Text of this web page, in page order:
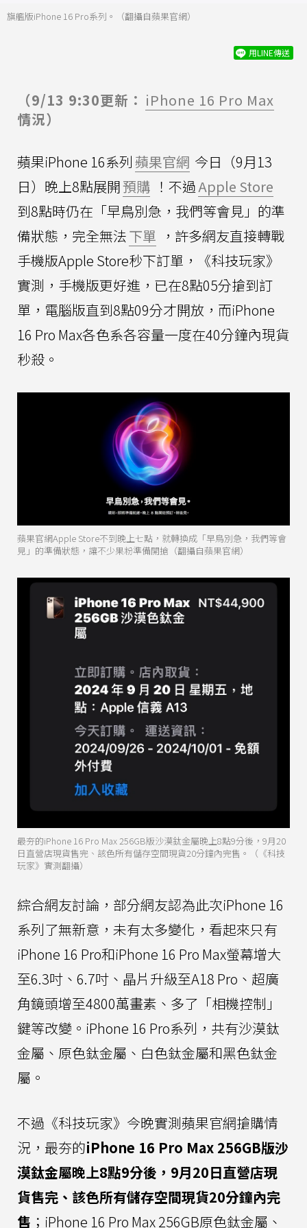
旗艦版iPhone 16 Pro系列。（翻攝自蘋果官網）
用LINE傳送
（9/13 9:30更新： iPhone 16 Pro Max
情況）
蘋果iPhone 16系列蘋果官網 今日（9月13
日）晚上8點展開預購 ！不過Apple Store
到8點時仍在「早鳥別急，我們等會見」的準
備狀態，完全無法下單 ，許多網友直接轉戰
手機版Apple Store秒下訂單，《科技玩家》
實測，手機版更好進，已在8點05分搶到訂
單，電腦版直到8點09分才開放，而iPhone
16 Pro Max各色系各容量一度在40分鐘內現貨
秒殺。
蘋果官網Apple Store不到晚上七點，就轉換成「早鳥別急，我們等會
見」的準備狀態，讓不少果粉準備開搶（翻攝自蘋果官網）
最夯的iPhone 16 Pro Max 256GB版沙漠鈦金屬晚上8點9分後，9月20
日直營店現貨售完、該色所有儲存空間現貨20分鐘內完售。（《科技
玩家》實測翻攝）
綜合網友討論，部分網友認為此次iPhone 16
系列了無新意，未有太多變化，看起來只有
iPhone 16 Pro和iPhone 16 Pro Max螢幕增大
至6.3吋、6.7吋、晶片升級至A18 Pro、超廣
角鏡頭增至4800萬畫素、多了「相機控制」
鍵等改變。iPhone 16 Pro系列，共有沙漠鈦
金屬、原色鈦金屬、白色鈦金屬和黑色鈦金
屬。
不過《科技玩家》今晚實測蘋果官網搶購情
況，最夯的iPhone 16 Pro Max 256GB版沙
漠鈦金屬晚上8點9分後，9月20日直營店現
貨售完、該色所有儲存空間現貨20分鐘內完
售 ；iPhone 16 Pro Max 256GB原色鈦金屬、